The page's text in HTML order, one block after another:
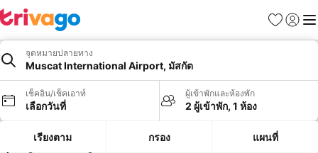
รายการโป
เข้าสู่ร
เมนู
จุดหมายปลายทาง
Muscat International Airport, มัสกัต
เช็คอิน/เช็คเอาท์
เลือกวันที่
ผู้เข้าพักและห้องพัก
2 ผู้เข้าพัก, 1 ห้อง
เรียงตาม กรอง แผนที่